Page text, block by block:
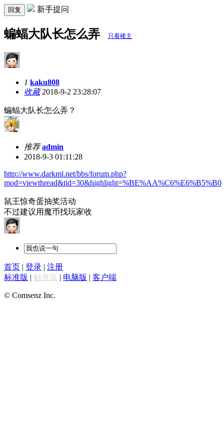
回复 新手提问
蝙蝠大队长怎么弄 只看楼主
1 kaku808
收藏2018-9-2 23:28:07
蝙蝠大队长怎么弄？
推荐admin
2018-9-3 01:11:28
http://www.darkml.net/bbs/forum.php?
mod=viewthread&tid=30&highlight=%BE%AA%C6%E6%B5%B0
鼠王惊奇蛋抽奖活动
不过建议用魔币找玩家收
首页 | 登录 | 注册
标准版 | 触屏版 | 电脑版 | 客户端
© Comsenz Inc.